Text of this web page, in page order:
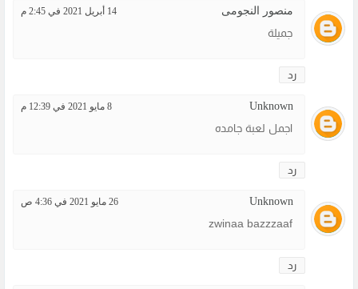
منصور النجومى 14 أبريل 2021 في 2:45 م
جميلة
رد
Unknown 8 مايو 2021 في 12:39 م
اجمل لعبة جامده
رد
Unknown 26 مايو 2021 في 4:36 ص
zwinaa bazzzaaf
رد